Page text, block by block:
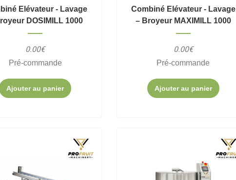
Elévateur - Lavage
DOSIMILL 1000
0.00€
Pré-commande
Ajouter au panier
Combiné Elévateur - Lavage
– Broyeur MAXIMILL 1000
0.00€
Pré-commande
Ajouter au panier